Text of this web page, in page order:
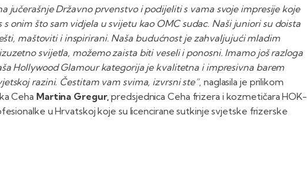
jučerašnje Državno prvenstvo i podijeliti s vama svoje impresije koje
onim što sam vidjela u svijetu kao OMC sudac. Naši juniori su doista
maštoviti i inspirirani. Naša budućnost je zahvaljujući mladim
svijetla, možemo zaista biti veseli i ponosni. Imamo još razloga
Hollywood Glamour kategorija je kvalitetna i impresivna barem
razini. Čestitam vam svima, izvrsni ste“, naglasila je prilikom
Ceha Martina Gregur, predsjednica Ceha frizera i kozmetičara HOK-
u Hrvatskoj koje su licencirane sutkinje svjetske frizerske